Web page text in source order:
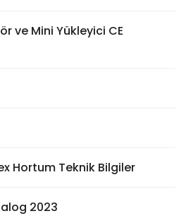
ve Mini Yükleyici CE
Hortum Teknik Bilgiler
2023